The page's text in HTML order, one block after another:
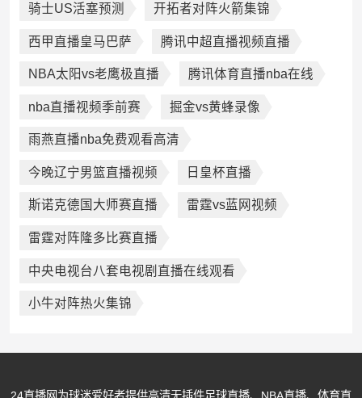
骑士US活塞预测 开拓者对阵火箭集锦
西甲直播皇马巴萨 腾讯中超直播视频直播
NBA太阳vs老鹰极直播 腾讯体育直播nba在线
nba直播视频季前赛 掘金vs黄蜂录像
雨燕直播nba免费观看高清
今晚辽宁男篮直播视频 日皇杯直播
斯诺克德国大师赛直播 雷霆vs蓝网视频
雷霆对阵隆多比赛直播
中央电视台八套电视剧直播在线观看
小牛对阵热火集锦
24直播网为球迷爱好者提供高清无插件足球直播、NBA直播、体育直